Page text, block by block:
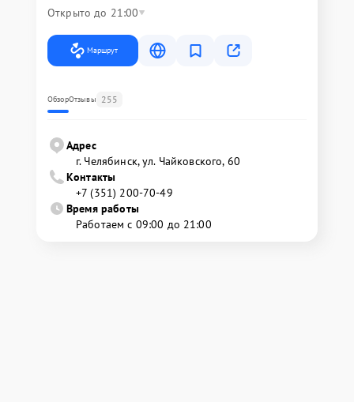
Открыто до 21:00
Маршрут
ОбзорОтзывы 255
Адрес
г. Челябинск, ул. Чайковского, 60
Контакты
+7 (351) 200-70-49
Время работы
Работаем с 09:00 до 21:00